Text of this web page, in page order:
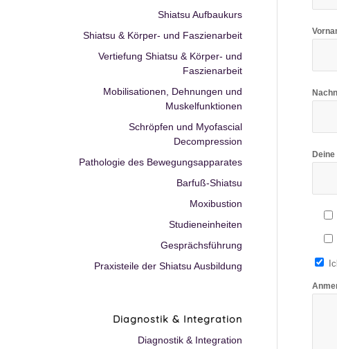
Shiatsu Aufbaukurs
Shiatsu & Körper- und Faszienarbeit
Vertiefung Shiatsu & Körper- und
Faszienarbeit
Mobilisationen, Dehnungen und
Muskelfunktionen
Schröpfen und Myofascial
Decompression
Pathologie des Bewegungsapparates
Barfuß-Shiatsu
Moxibustion
Studieneinheiten
Gesprächsführung
Praxisteile der Shiatsu Ausbildung
Diagnostik & Integration
Diagnostik & Integration